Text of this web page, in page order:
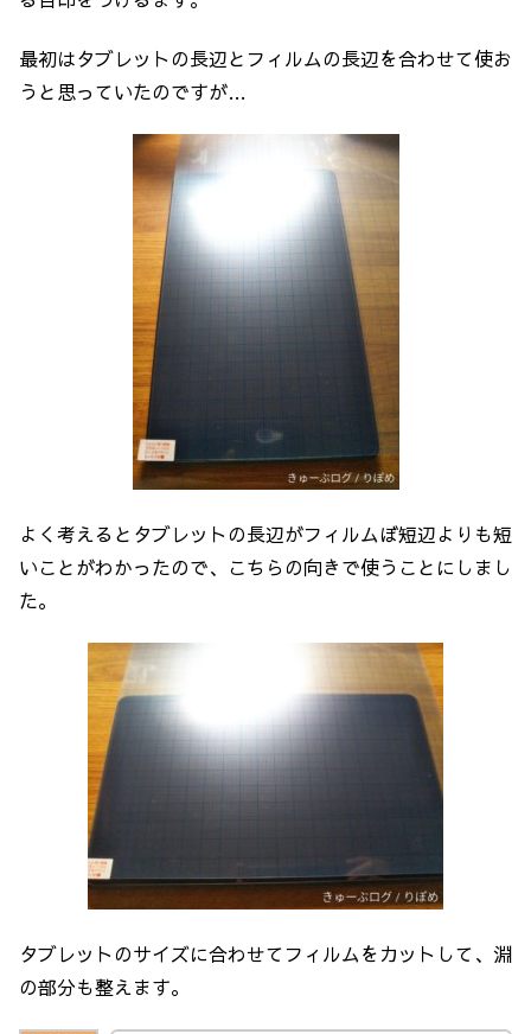
最初はタブレットの長辺とフィルムの長辺を合わせて使お
うと思っていたのですが…
よく考えるとタブレットの長辺がフィルムぼ短辺よりも短
いことがわかったので、こちらの向きで使うことにしまし
た。
タブレットのサイズに合わせてフィルムをカットして、淵
の部分も整えます。